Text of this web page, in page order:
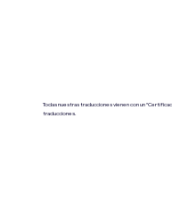
Todas nuestras traducciones vienen con un
traducciones.